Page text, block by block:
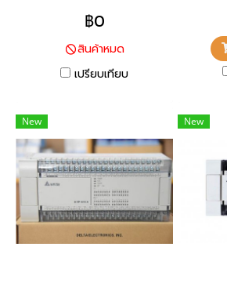
Product P/N:
DVP40ES200R I/O Points
40,Program Capacity 16K
steps, Built-in RS-232 and
฿0
สินค้าหมด
เปรียบเทียบ
New New